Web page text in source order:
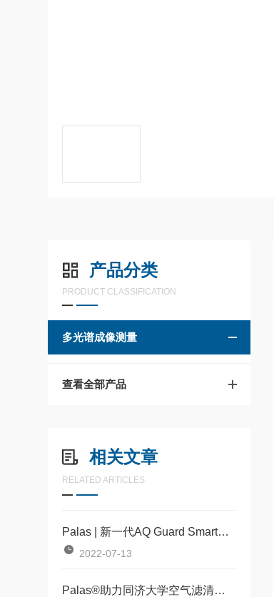
产品分类
PRODUCT CLASSIFICATION
多光谱成像测量
查看全部产品
相关文章
RELATED ARTICLES
Palas | 新一代AQ Guard Smart网格化监测仪
2022-07-13
Palas®助力同济大学空气滤清器课题研究